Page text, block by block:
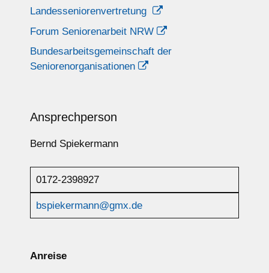
Landesseniorenvertretung
Forum Seniorenarbeit NRW
Bundesarbeitsgemeinschaft der
Seniorenorganisationen
Ansprechperson
Bernd Spiekermann
0172-2398927
bspiekermann@gmx.de
Anreise